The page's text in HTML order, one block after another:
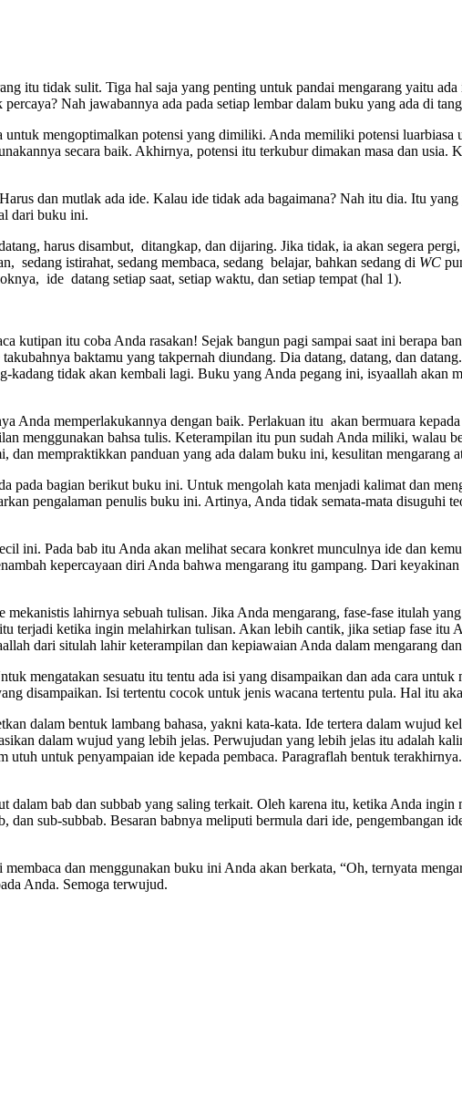
itu tidak sulit. Tiga hal saja yang penting untuk pandai mengarang yaitu
Nah jawabannya ada pada setiap lembar dalam buku yang ada di
mengoptimalkan potensi yang dimiliki. Anda memiliki potensi luarbiasa
secara baik. Akhirnya, potensi itu terkubur dimakan masa dan usia.
dan mutlak ada ide. Kalau ide tidak ada bagaimana? Nah itu dia. Itu
dari buku ini.
harus disambut, ditangkap, dan dijaring. Jika tidak, ia akan segera
sedang istirahat, sedang membaca, sedang belajar, bahkan sedang di WC
ide datang setiap saat, setiap waktu, dan setiap tempat (hal 1).
kutipan itu coba Anda rasakan! Sejak bangun pagi sampai saat ini berapa
baktamu yang takpernah diundang. Dia datang, datang, dan
tidak akan kembali lagi. Buku yang Anda pegang ini, isyaallah akan
Anda memperlakukannya dengan baik. Perlakuan itu akan bermuara
menggunakan bahsa tulis. Keterampilan itu pun sudah Anda miliki, walau
mempraktikkan panduan yang ada dalam buku ini, kesulitan mengarang
pada bagian berikut buku ini. Untuk mengolah kata menjadi kalimat dan
pengalaman penulis buku ini. Artinya, Anda tidak semata-mata disuguhi
ini. Pada bab itu Anda akan melihat secara konkret munculnya ide dan
kepercayaan diri Anda bahwa mengarang itu gampang. Dari
lahirnya sebuah tulisan. Jika Anda mengarang, fase-fase itulah
terjadi ketika ingin melahirkan tulisan. Akan lebih cantik, jika setiap fase
dari situlah lahir keterampilan dan kepiawaian Anda dalam mengarang
mengatakan sesuatu itu tentu ada isi yang disampaikan dan ada cara
disampaikan. Isi tertentu cocok untuk jenis wacana tertentu pula. Hal itu
dalam bentuk lambang bahasa, yakni kata-kata. Ide tertera dalam wujud
dalam wujud yang lebih jelas. Perwujudan yang lebih jelas itu adalah
untuk penyampaian ide kepada pembaca. Paragraflah bentuk
bab dan subbab yang saling terkait. Oleh karena itu, ketika Anda ingin
sub-subbab. Besaran babnya meliputi bermula dari ide, pengembangan
dan menggunakan buku ini Anda akan berkata, “Oh, ternyata
Anda. Semoga terwujud.